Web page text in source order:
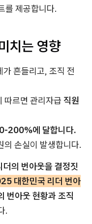
를 제공합니다.
치는 영향
흔들리고, 조직 전
따르면 관리자급 직원
200%에 달합니다.
손실이 발생합니다.
더의 번아웃을 결정짓
대한민국 리더 번아
번아웃 현황과 조직
.